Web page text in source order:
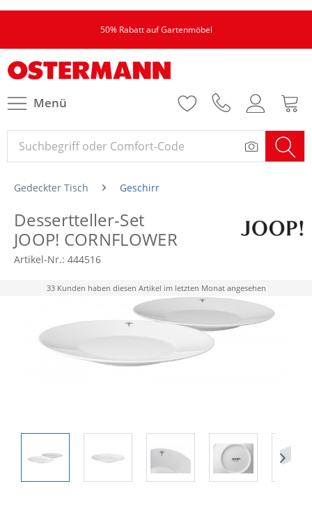
50% Rabatt auf Gartenmöbel
Menü
Gedeckter Tisch Geschirr
Dessertteller-Set
JOOP! CORNFLOWER
Artikel-Nr.: 444516
33 Kunden haben diesen Artikel im letzten Monat angesehen